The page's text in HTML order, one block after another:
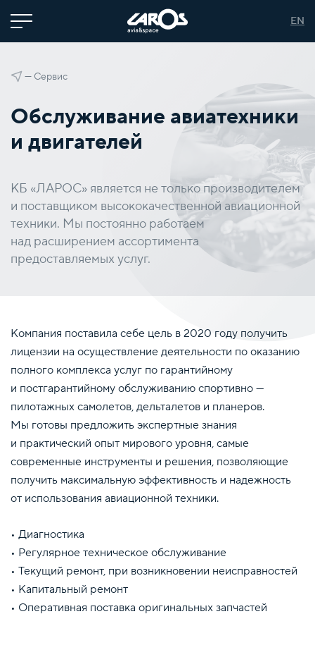
EN
— Сервис
Обслуживание авиатехники
и двигателей
КБ «ЛАРОС» является не только производителем
и поставщиком высококачественной авиационной
техники. Мы постоянно работаем
над расширением ассортимента
предоставляемых услуг.
Компания поставила себе цель в 2020 году получить
лицензии на осуществление деятельности по оказанию
полного комплекса услуг по гарантийному
и постгарантийному обслуживанию спортивно —
пилотажных самолетов, дельталетов и планеров.
Мы готовы предложить экспертные знания
и практический опыт мирового уровня, самые
современные инструменты и решения, позволяющие
получить максимальную эффективность и надежность
от использования авиационной техники.
• Диагностика
• Регулярное техническое обслуживание
• Текущий ремонт, при возникновении неисправностей
• Капитальный ремонт
• Оперативная поставка оригинальных запчастей